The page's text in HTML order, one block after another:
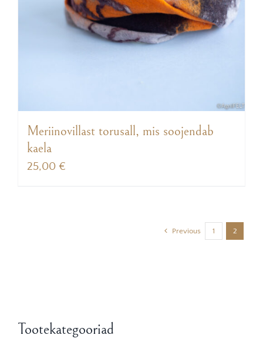
Meriinovillast torusall, mis soojendab
kaela
25,00 €
Previous 1 2
Tootekategooriad